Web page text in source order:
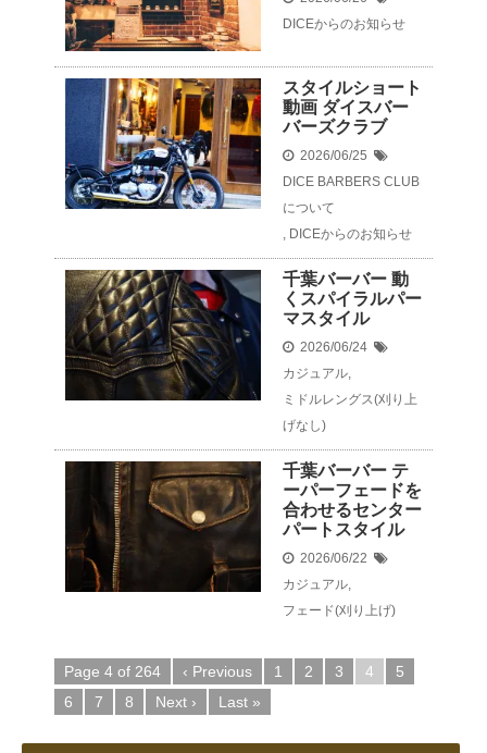
DICEからのお知らせ
スタイルショート
動画 ダイスバー
バーズクラブ
2026/06/25
DICE BARBERS CLUB
について
DICEからのお知らせ
千葉バーバー 動
くスパイラルパー
マスタイル
2026/06/24
カジュアル
ミドルレングス(刈り上
げなし)
千葉バーバー テ
ーパーフェードを
合わせるセンター
パートスタイル
2026/06/22
カジュアル
フェード(刈り上げ)
Page 4 of 264 ‹ Previous 1 2 3 4
5
6
7 8 Next › Last »